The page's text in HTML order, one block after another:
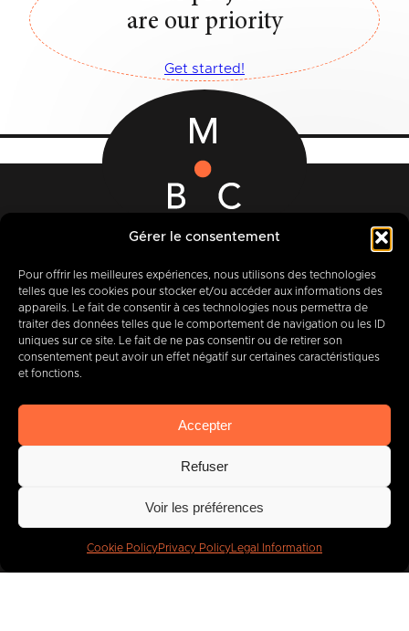
Gérer le consentement
Pour offrir les meilleures expériences, nous utilisons des technologies
telles que les cookies pour stocker et/ou accéder aux informations des
appareils. Le fait de consentir à ces technologies nous permettra de
traiter des données telles que le comportement de navigation ou les ID
uniques sur ce site. Le fait de ne pas consentir ou de retirer son
consentement peut avoir un effet négatif sur certaines caractéristiques
et fonctions.
Accepter
Refuser
Voir les préférences
Cookie PolicyPrivacy Policy Legal Information
are our priority
Get started!
12-14 Rue des Quatre Fils Aymon
+32 (0) 65 39 95 70
Today, partner to
400companies.